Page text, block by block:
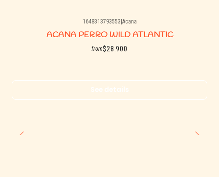
1648313793553 Acana
ACANA PERRO WILD ATLANTIC
from$28.900
See details